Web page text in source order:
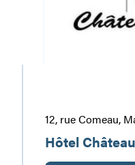
12, rue Comeau,
Hôtel